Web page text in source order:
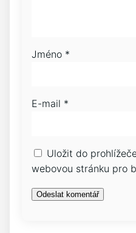
Jméno *
E-mail *
Uložit do
webovou stránku pro